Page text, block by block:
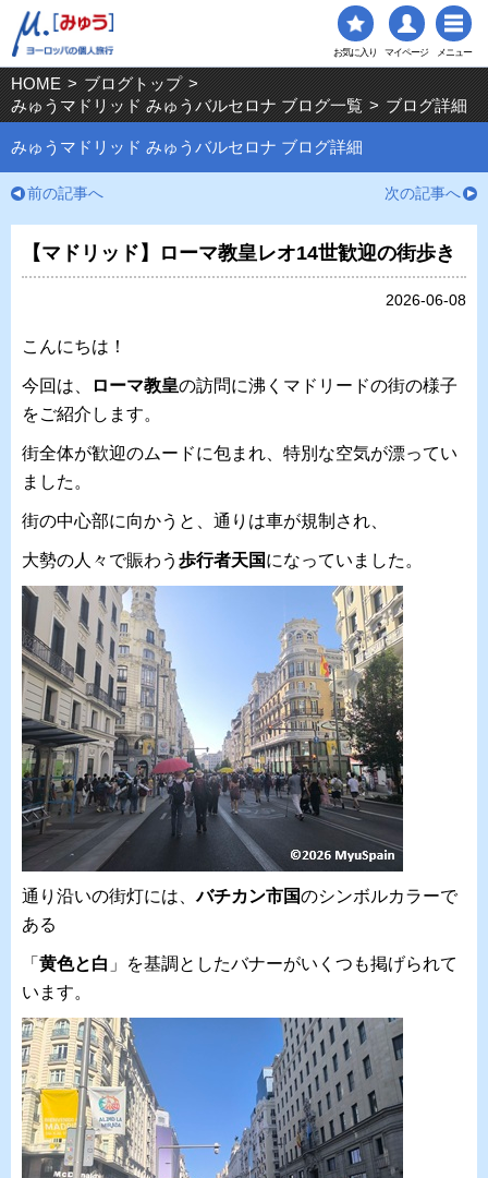
お気に入り マイページ メニュー
HOME > ブログトップ >
みゅうマドリッド みゅうバルセロナ ブログ一覧 > ブログ詳細
みゅうマドリッド みゅうバルセロナ ブログ詳細
前の記事へ 次の記事へ
【マドリッド】ローマ教皇レオ14世歓迎の街歩き
2026-06-08
こんにちは！
今回は、 ローマ教皇の訪問に沸くマドリードの街の様子
をご紹介します。
街全体が歓迎のムードに包まれ、特別な空気が漂ってい
ました。
街の中心部に向かうと、通りは車が規制され、
大勢の人々で賑わう 歩行者天国になっていました。
通り沿いの街灯には、バチカン市国のシンボルカラーで
ある
「 黄色と白 」を基調としたバナーがいくつも掲げられて
います。